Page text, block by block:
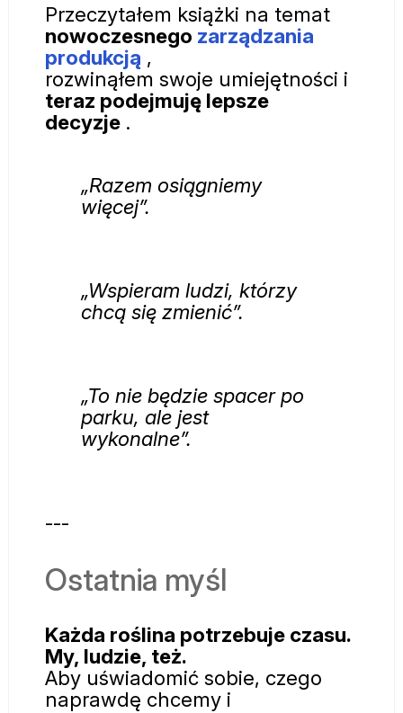
Przeczytałem książki na temat
nowoczesnego zarządzania
produkcją ,
rozwinąłem swoje umiejętności i
teraz podejmuję lepsze
decyzje .
„Razem osiągniemy
więcej”.
„Wspieram ludzi, którzy
chcą się zmienić”.
„To nie będzie spacer po
parku, ale jest
wykonalne”.
---
Ostatnia myśl
Każda roślina potrzebuje czasu.
My, ludzie, też.
Aby uświadomić sobie, czego
naprawdę chcemy i